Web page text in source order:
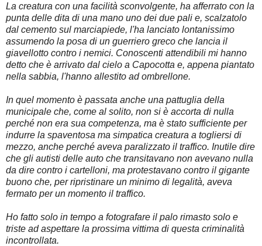
La creatura con una facilità sconvolgente, ha afferrato con la
punta delle dita di una mano uno dei due pali e, scalzatolo
dal cemento sul marciapiede, l'ha lanciato lontanissimo
assumendo la posa di un guerriero greco che lancia il
giavellotto contro i nemici. Conoscenti attendibili mi hanno
detto che è arrivato dal cielo a Capocotta e, appena piantato
nella sabbia, l'hanno allestito ad ombrellone.
In quel momento è passata anche una pattuglia della
municipale che, come al solito, non si è accorta di nulla
perché non era sua competenza, ma è stato sufficiente per
indurre la spaventosa ma simpatica creatura a togliersi di
mezzo, anche perché aveva paralizzato il traffico. Inutile dire
che gli autisti delle auto che transitavano non avevano nulla
da dire contro i cartelloni, ma protestavano contro il gigante
buono che, per ripristinare un minimo di legalità, aveva
fermato per un momento il traffico.
Ho fatto solo in tempo a fotografare il palo rimasto solo e
triste ad aspettare la prossima vittima di questa criminalità
incontrollata.